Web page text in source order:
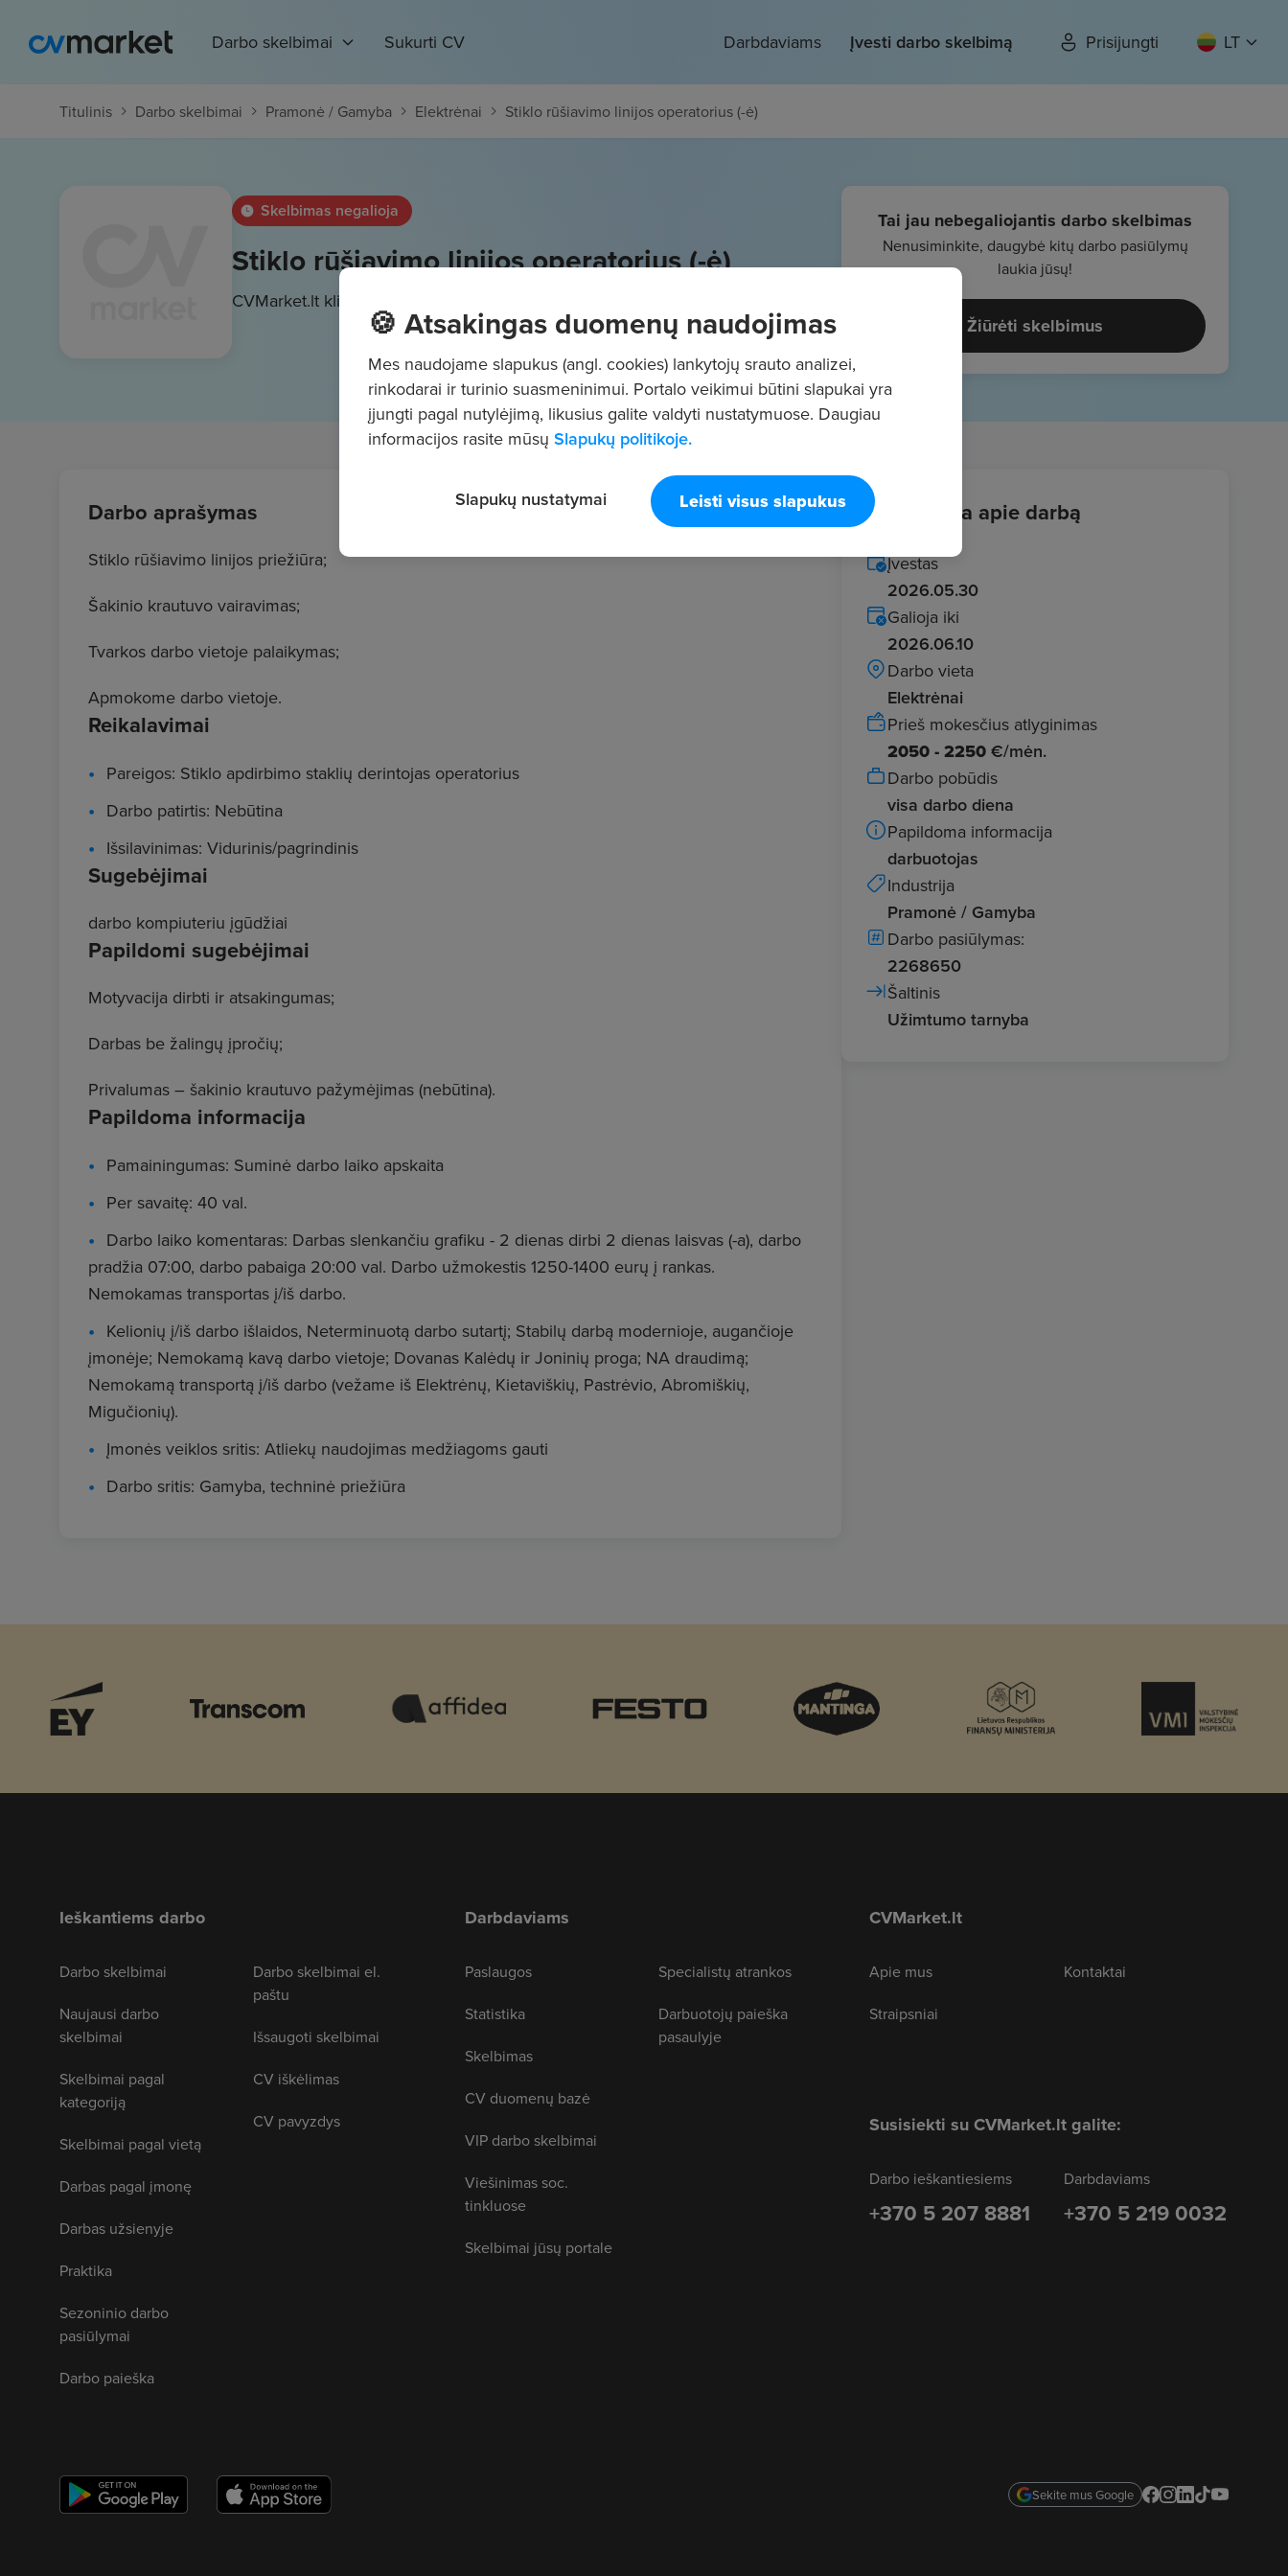
Darbo skelbimai Sukurti CV Darbdaviams Įvesti darbo skelbimą Prisijungti LT
Titulinis Darbo skelbimai Pramonė / Gamyba Elektrėnai Stiklo rūšiavimo linijos operatorius (-ė)
Skelbimas negalioja
Stiklo rūšiavimo linijos operatorius (-ė)
CVMarket.lt klientas
Tai jau nebegaliojantis darbo skelbimas
Nenusiminkite, daugybė kitų darbo pasiūlymų
laukia jūsų!
Žiūrėti skelbimus
Darbo aprašymas
Stiklo rūšiavimo linijos priežiūra;
Šakinio krautuvo vairavimas;
Tvarkos darbo vietoje palaikymas;
Apmokome darbo vietoje.
Reikalavimai
Pareigos: Stiklo apdirbimo staklių derintojas operatorius
Darbo patirtis: Nebūtina
Išsilavinimas: Vidurinis/pagrindinis
Sugebėjimai
darbo kompiuteriu įgūdžiai
Papildomi sugebėjimai
Motyvacija dirbti ir atsakingumas;
Darbas be žalingų įpročių;
Privalumas – šakinio krautuvo pažymėjimas (nebūtina).
Papildoma informacija
Pamainingumas: Suminė darbo laiko apskaita
Per savaitę: 40 val.
Darbo laiko komentaras: Darbas slenkančiu grafiku - 2 dienas dirbi 2 dienas laisvas (-a), darbo
pradžia 07:00, darbo pabaiga 20:00 val. Darbo užmokestis 1250-1400 eurų į rankas.
Nemokamas transportas į/iš darbo.
Kelionių į/iš darbo išlaidos, Neterminuotą darbo sutartį; Stabilų darbą modernioje, augančioje
įmonėje; Nemokamą kavą darbo vietoje; Dovanas Kalėdų ir Joninių proga; NA draudimą;
Nemokamą transportą į/iš darbo (vežame iš Elektrėnų, Kietaviškių, Pastrėvio, Abromiškių,
Migučionių).
Įmonės veiklos sritis: Atliekų naudojimas medžiagoms gauti
Darbo sritis: Gamyba, techninė priežiūra
Informacija apie darbą
Įvestas
2026.05.30
Galioja iki
2026.06.10
Darbo vieta
Elektrėnai
Prieš mokesčius atlyginimas
2050 - 2250 €/mėn.
Darbo pobūdis
visa darbo diena
Papildoma informacija
darbuotojas
Industrija
Pramonė / Gamyba
Darbo pasiūlymas:
2268650
Šaltinis
Užimtumo tarnyba
Ieškantiems darbo
Darbo skelbimai
Naujausi darbo
skelbimai
Skelbimai pagal
kategoriją
Skelbimai pagal vietą
Darbas pagal įmonę
Darbas užsienyje
Praktika
Sezoninio darbo
pasiūlymai
Darbo paieška
Darbo skelbimai el.
paštu
Išsaugoti skelbimai
CV iškėlimas
CV pavyzdys
Darbdaviams
Paslaugos
Statistika
Skelbimas
CV duomenų bazė
VIP darbo skelbimai
Viešinimas soc.
tinkluose
Skelbimai jūsų portale
Specialistų atrankos
Darbuotojų paieška
pasaulyje
CVMarket.lt
Apie mus
Straipsniai
Kontaktai
Susisiekti su CVMarket.lt galite:
Darbo ieškantiesiems
+370 5 207 8881
Darbdaviams
+370 5 219 0032
Sekite mus Google
🍪 Atsakingas duomenų naudojimas
Mes naudojame slapukus (angl. cookies) lankytojų srauto analizei,
rinkodarai ir turinio suasmeninimui. Portalo veikimui būtini slapukai yra
įjungti pagal nutylėjimą, likusius galite valdyti nustatymuose. Daugiau
informacijos rasite mūsų Slapukų politikoje.
Leisti visus slapukus
Slapukų nustatymai